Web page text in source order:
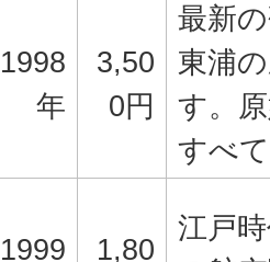
1998
年
3,50
0円
最新
東浦
す。
すべ
1999
1,80
江戸